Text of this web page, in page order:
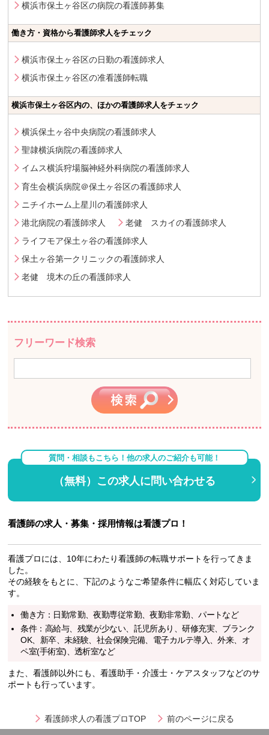
横浜市保土ヶ谷区の病院の看護師募集
働き方・資格から看護師求人をチェック
横浜市保土ヶ谷区の日勤の看護師求人
横浜市保土ヶ谷区の准看護師転職
横浜市保土ヶ谷区内の、ほかの看護師求人をチェック
横浜保土ヶ谷中央病院の看護師求人
聖隷横浜病院の看護師求人
イムス横浜狩場脳神経外科病院の看護師求人
育生会横浜病院＠保土ヶ谷区の看護師求人
ニチイホーム上星川の看護師求人
港北病院の看護師求人
老健 スカイの看護師求人
ライフモア保土ヶ谷の看護師求人
保土ヶ谷第一クリニックの看護師求人
老健 境木の丘の看護師求人
フリーワード検索
質問・相談もこちら！他の求人のご紹介も可能！
（無料）この求人に問い合わせる
看護師の求人・募集・採用情報は看護プロ！
看護プロには、10年にわたり看護師の転職サポートを行ってきま
した。
その経験をもとに、下記のようなご希望条件に幅広く対応していま
す。
働き方：日勤常勤、夜勤専従常勤、夜勤非常勤、パートなど
条件：高給与、残業が少ない、託児所あり、研修充実、ブランク
OK、新卒、未経験、社会保険完備、電子カルテ導入、外来、オ
ペ室(手術室)、透析室など
また、看護師以外にも、看護助手・介護士・ケアスタッフなどのサ
ポートも行っています。
看護師求人の看護プロTOP 前のページに戻る